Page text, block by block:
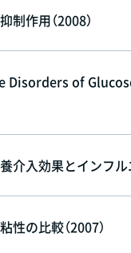
作用（2008）
of
入効果とインフル
の比較（2007）